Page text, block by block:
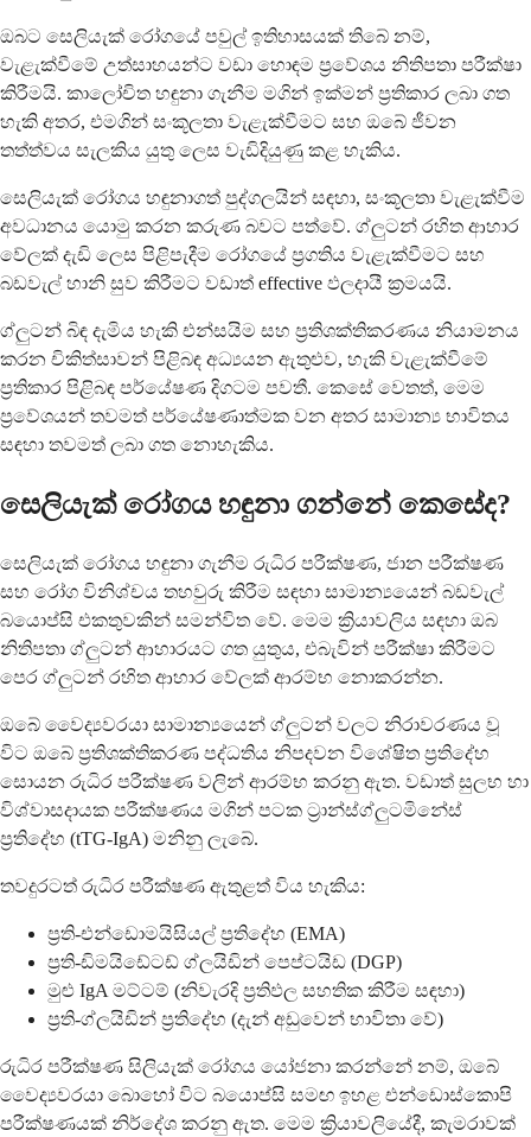
ඔබට සෙලියැක් රෝගයේ පවුල් ඉතිහාසයක් තිබේ නම්,
වැළැක්වීමේ උත්සාහයන්ට වඩා හොඳම ප්‍රවේශය නිතිපතා පරීක්ෂා
කිරීමයි. කාලෝචිත හඳුනා ගැනීම මගින් ඉක්මන් ප්‍රතිකාර ලබා ගත
හැකි අතර, එමගින් සංකූලතා වැළැක්වීමට සහ ඔබේ ජීවන
තත්ත්වය සැලකිය යුතු ලෙස වැඩිදියුණු කළ හැකිය.
සෙලියැක් රෝගය හඳුනාගත් පුද්ගලයින් සඳහා, සංකූලතා වැළැක්වීම
අවධානය යොමු කරන කරුණ බවට පත්වේ. ග්ලුටන් රහිත ආහාර
වේලක් දැඩි ලෙස පිළිපැදීම රෝගයේ ප්‍රගතිය වැළැක්වීමට සහ
බඩවැල් හානි සුව කිරීමට වඩාත් effective ඵලදායී ක්‍රමයයි.
ග්ලුටන් බිඳ දැමිය හැකි එන්සයිම සහ ප්‍රතිශක්තිකරණය නියාමනය
කරන චිකිත්සාවන් පිළිබඳ අධ්‍යයන ඇතුළුව, හැකි වැළැක්වීමේ
ප්‍රතිකාර පිළිබඳ පර්යේෂණ දිගටම පවතී. කෙසේ වෙතත්, මෙම
ප්‍රවේශයන් තවමත් පර්යේෂණාත්මක වන අතර සාමාන්‍ය භාවිතය
සඳහා තවමත් ලබා ගත නොහැකිය.
සෙලියැක් රෝගය හඳුනා ගන්නේ කෙසේද?
සෙලියැක් රෝගය හඳුනා ගැනීම රුධිර පරීක්ෂණ, ජාන පරීක්ෂණ
සහ රෝග විනිශ්චය තහවුරු කිරීම සඳහා සාමාන්‍යයෙන් බඩවැල්
බයොප්සි එකතුවකින් සමන්විත වේ. මෙම ක්‍රියාවලිය සඳහා ඔබ
නිතිපතා ග්ලුටන් ආහාරයට ගත යුතුය, එබැවින් පරීක්ෂා කිරීමට
පෙර ග්ලුටන් රහිත ආහාර වේලක් ආරම්භ නොකරන්න.
ඔබේ වෛද්‍යවරයා සාමාන්‍යයෙන් ග්ලුටන් වලට නිරාවරණය වූ
විට ඔබේ ප්‍රතිශක්තිකරණ පද්ධතිය නිපදවන විශේෂිත ප්‍රතිදේහ
සොයන රුධිර පරීක්ෂණ වලින් ආරම්භ කරනු ඇත. වඩාත් සුලභ හා
විශ්වාසදායක පරීක්ෂණය මගින් පටක ට්‍රාන්ස්ග්ලුටමිනේස්
ප්‍රතිදේහ (tTG-IgA) මනිනු ලැබේ.
තවදුරටත් රුධිර පරීක්ෂණ ඇතුළත් විය හැකිය:
ප්‍රති-එන්ඩොමයිසියල් ප්‍රතිදේහ (EMA)
ප්‍රති-ඩිමයිඩේටඩ් ග්ලයිඩින් පෙප්ටයිඩ (DGP)
මුළු IgA මට්ටම් (නිවැරදි ප්‍රතිඵල සහතික කිරීම සඳහා)
ප්‍රති-ග්ලයිඩින් ප්‍රතිදේහ (දැන් අඩුවෙන් භාවිතා වේ)
රුධිර පරීක්ෂණ සිලියැක් රෝගය යෝජනා කරන්නේ නම්, ඔබේ
වෛද්‍යවරයා බොහෝ විට බයොප්සි සමඟ ඉහළ එන්ඩොස්කොපි
පරීක්ෂණයක් නිර්දේශ කරනු ඇත. මෙම ක්‍රියාවලියේදී, කැමරාවක්